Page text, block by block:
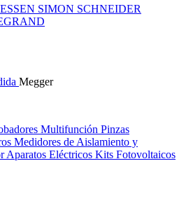
SIMON SCHNEIDER
Megger
Multifunción Pinzas
Medidores de Aislamiento y
Aparatos Eléctricos Kits Fotovoltaicos